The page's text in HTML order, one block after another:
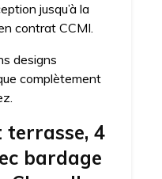
jusqu’à la
contrat CCMI.
designs
complètement
terrasse, 4
bardage